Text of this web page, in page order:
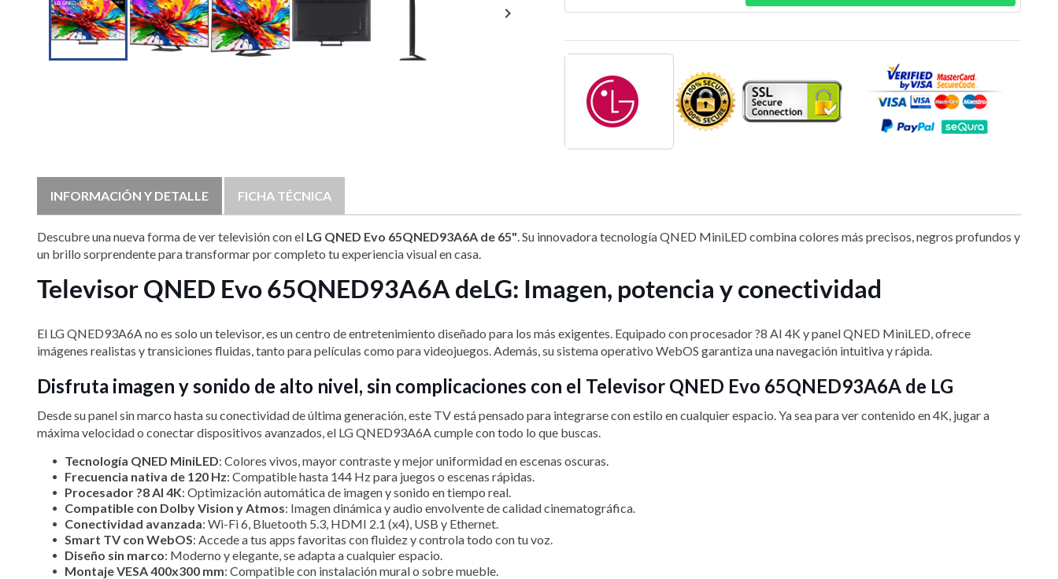
 
INFORMACIÓN Y DETALLE FICHA TÉCNICA
Descubre una nueva forma de ver televisión con el LG QNED Evo 65QNED93A6A de 65" . Su innovadora tecnología QNED MiniLED combina colores más precisos, negros profundos y
un brillo sorprendente para transformar por completo tu experiencia visual en casa.
Televisor QNED Evo 65QNED93A6A de LG: Imagen, potencia y conectividad
El LG QNED93A6A no es solo un televisor, es un centro de entretenimiento diseñado para los más exigentes. Equipado con procesador ?8 AI 4K y panel QNED MiniLED, ofrece
imágenes realistas y transiciones fluidas, tanto para películas como para videojuegos. Además, su sistema operativo WebOS garantiza una navegación intuitiva y rápida.
Disfruta imagen y sonido de alto nivel, sin complicaciones con el Televisor QNED Evo 65QNED93A6A de LG
Desde su panel sin marco hasta su conectividad de última generación, este TV está pensado para integrarse con estilo en cualquier espacio. Ya sea para ver contenido en 4K, jugar a
máxima velocidad o conectar dispositivos avanzados, el LG QNED93A6A cumple con todo lo que buscas.
Tecnología QNED MiniLED: Colores vivos, mayor contraste y mejor uniformidad en escenas oscuras.
Frecuencia nativa de 120 Hz: Compatible hasta 144 Hz para juegos o escenas rápidas.
Procesador ?8 AI 4K: Optimización automática de imagen y sonido en tiempo real.
Compatible con Dolby Vision y Atmos: Imagen dinámica y audio envolvente de calidad cinematográfica.
Conectividad avanzada: Wi-Fi 6, Bluetooth 5.3, HDMI 2.1 (x4), USB y Ethernet.
Smart TV con WebOS: Accede a tus apps favoritas con fluidez y controla todo con tu voz.
Diseño sin marco: Moderno y elegante, se adapta a cualquier espacio.
Montaje VESA 400x300 mm: Compatible con instalación mural o sobre mueble.